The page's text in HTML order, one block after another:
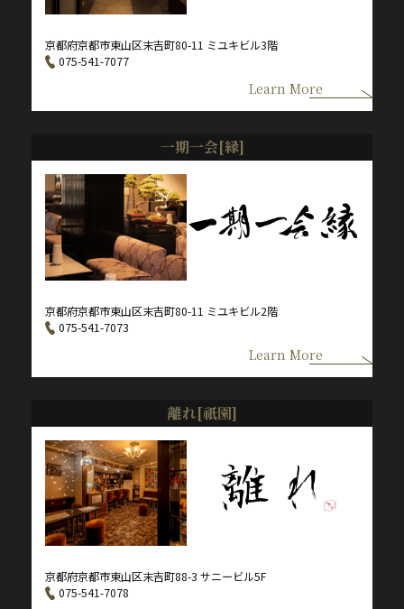
京都府京都市東山区末吉町80-11 ミユキビル3階
075-541-7077
Learn More
一期一会[縁]
京都府京都市東山区末吉町80-11 ミユキビル2階
075-541-7073
Learn More
離れ[祇園]
京都府京都市東山区末吉町88-3 サニービル5F
075-541-7078